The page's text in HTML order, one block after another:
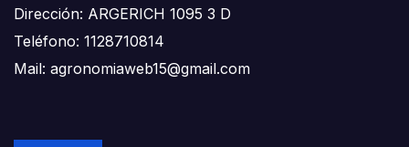
Dirección: ARGERICH 1095 3 D
Teléfono: 1128710814
Mail: agronomiaweb15@gmail.com